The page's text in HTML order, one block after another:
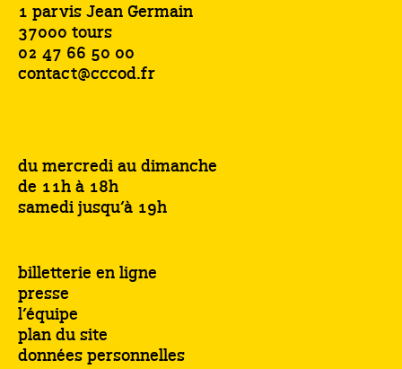
1 parvis Jean Germain
37000 tours
02 47 66 50 00
contact@cccod.fr
du mercredi au dimanche
de 11h à 18h
samedi jusqu’à 19h
billetterie en ligne
presse
l’équipe
plan du site
données personnelles